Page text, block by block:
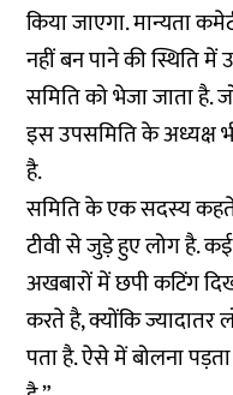
किया जाएगा. मान्यता
नहीं बन पाने की स्थिति
समिति को भेजा जाता है.
इस उपसमिति के अध्यक्ष
है.
समिति के एक सदस्य कहते
टीवी से जुड़े हुए लोग है.
अखबारों में छपी कटिंग
करते है, क्योंकि ज्यादातर
पता है. ऐसे में बोलना